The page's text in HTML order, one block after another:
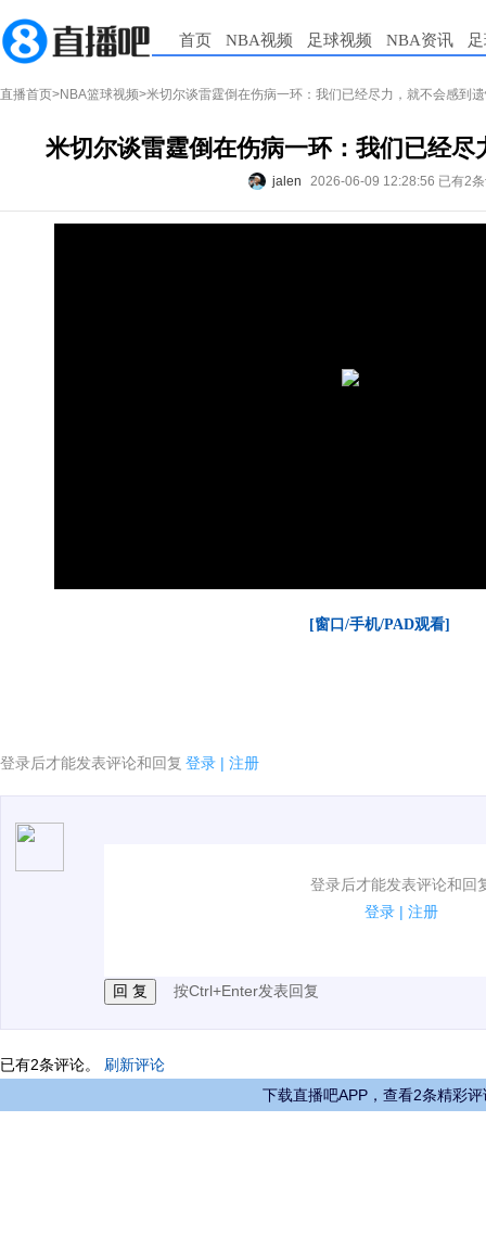
首页 NBA视频 足球视频 NBA资讯
直播首页>NBA篮球视频>米切尔谈雷霆倒在伤病一环：我们已经尽力，就不会感到
米切尔谈雷霆倒在伤病一环：我们已经尽
jalen 2026-06-09 12:28:56 已有2
[窗口/手机/PAD观看]
登录后才能发表评论和回复 登录 | 注册
登录后才能发表评论和回
登录 | 注册
1.电脑端新用户可以发表评论了！
按Ctrl+Enter发表回复
已有2条评论。 刷新评论
下载直播吧APP，查看2条精彩评